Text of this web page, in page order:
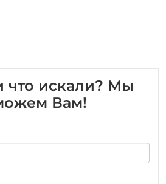
что искали? Мы
Вам!